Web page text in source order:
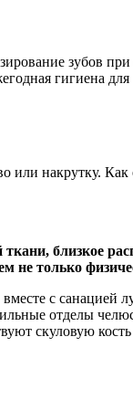
зубов
гигиена
или накрутку. Как
близкое
не только
с санацией
отделы
скуловую кость